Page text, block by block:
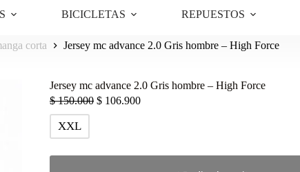
BICICLETAS REPUESTOS
corta Jersey mc advance 2.0 Gris hombre – High Force
Jersey mc advance 2.0 Gris hombre – High Force
$150.000 $ 106.900
XXL